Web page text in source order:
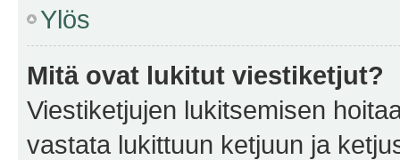
Ylös
Mitä ovat lukitut viestiketjut?
Viestiketjujen lukitsemisen
vastata lukittuun ketjuun ja